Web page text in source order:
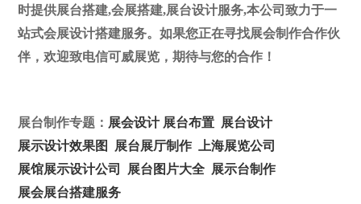
时提供展台搭建,会展搭建,展台设计服务,本公司致力于一
站式会展设计搭建服务。如果您正在寻找展会制作合作伙
伴，欢迎致电信可威展览，期待与您的合作！
展台制作专题： 展会设计 展台布置 展台设计
展示设计效果图
展台展厅制作
上海展览公司
展馆展示设计公司
展台图片大全 展示台制作
展会展台搭建服务